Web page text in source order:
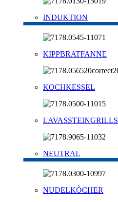
INDUKTION
KIPPBRATFANNE
KOCHKESSEL
LAVASSTEINGRILLS
NEUTRAL
NUDELKÒCHER